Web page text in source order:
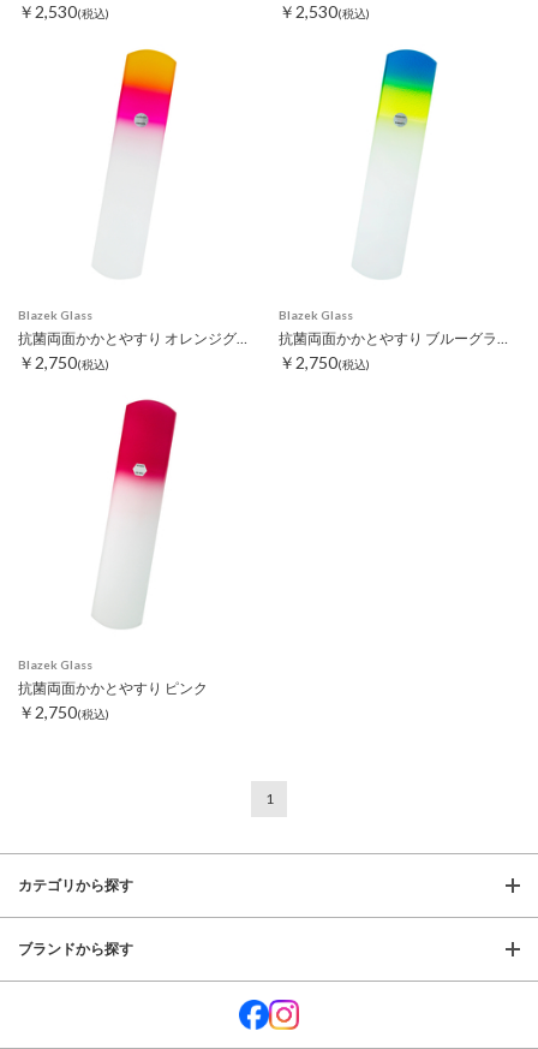
￥2,530(税込) ￥2,530(税込)
Blazek Glass
￥2,750(税込)
Blazek Glass
￥2,750(税込)
Blazek Glass
抗菌両面かかとやすり ピンク
￥2,750(税込)
1
カテゴリから探す
ブランドから探す